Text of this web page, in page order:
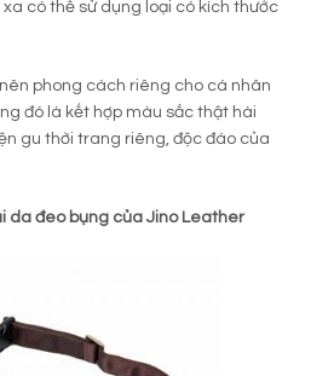
có thể sử dụng loại có kích thước
phong cách riêng cho cá nhân
đó là kết hợp màu sắc thật hài
gu thời trang riêng, độc đáo của
da đeo bụng của Jino Leather